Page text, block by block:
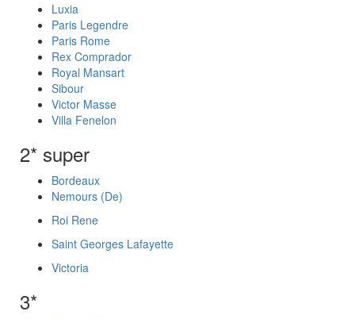
Luxia
Paris Legendre
Paris Rome
Rex Comprador
Royal Mansart
Sibour
Victor Masse
Villa Fenelon
2* super
Bordeaux
Nemours (De)
Roi Rene
Saint Georges Lafayette
Victoria
3*